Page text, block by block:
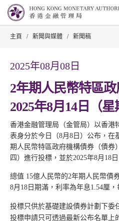
主頁 / 新聞與媒體 / 新聞稿
2025年08月08日
2年期人民幣特區
2025年8月14日（
香港金融管理局（金管局）以香港
表身分於今日（8月8日）公布，在
期人民幣特區政府機構債券（債券
四）進行投標，並於2025年8月18
總值 15億人民幣的2年期人民幣債
8月18日期滿，利率為年息1.54厘，
投標只供於基礎建設債券計劃下委
投標申請只可透過最新公布名單上